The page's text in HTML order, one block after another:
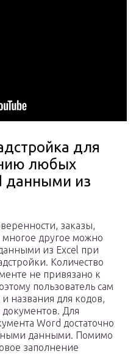
для
любых
данными из
заказы,
многое другое можно
из Excel при
Количество
не привязано к
пользователь сам
названия для кодов,
Для
Word достаточно
данными. Помимо
заполнение